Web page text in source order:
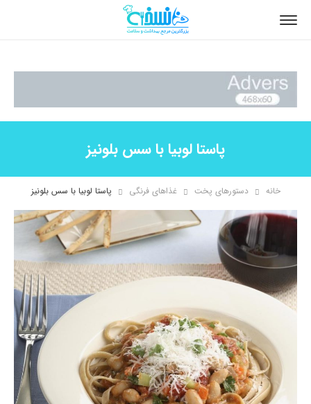
پاستا لوبیا با سس بلونیز
خانه دستورهای پخت غذاهای فرنگی پاستا لوبیا با سس بلونیز